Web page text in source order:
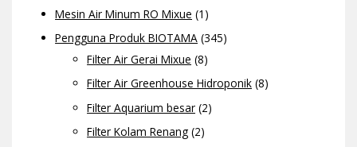
Mesin Air Minum RO Mixue (1)
Pengguna Produk BIOTAMA (345)
Filter Air Gerai Mixue (8)
Filter Air Greenhouse Hidroponik (8)
Filter Aquarium besar (2)
Filter Kolam Renang (2)